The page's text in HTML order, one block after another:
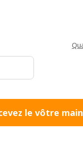
le vôtre